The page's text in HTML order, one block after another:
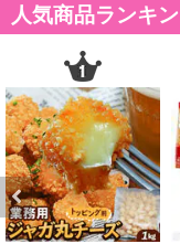
人気商品ランキ
Previous